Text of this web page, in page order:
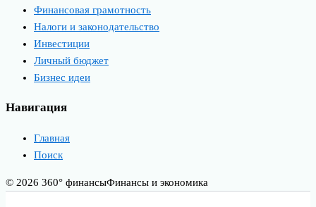
Финансовая грамотность
Налоги и законодательство
Инвестиции
Личный бюджет
Бизнес идеи
Навигация
Главная
Поиск
© 2026 360° финансыФинансы и экономика